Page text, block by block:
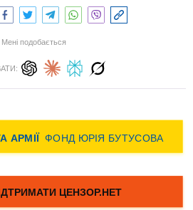
Мені подобається